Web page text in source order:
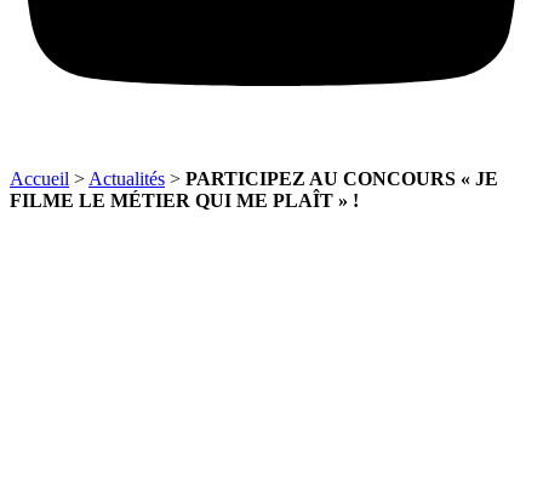
Accueil > Actualités > PARTICIPEZ AU CONCOURS « JE
FILME LE MÉTIER QUI ME PLAÎT » !